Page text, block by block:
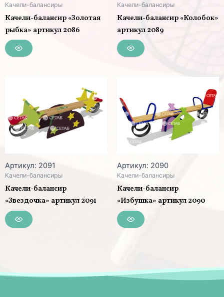
Качели-балансиры
Качели-балансир «Золотая
рыбка» артикул 2086
Качели-балансиры
Качели-балансир «Колобок»
артикул 2089
Артикул: 2091
Качели-балансиры
Качели-балансир
«Звездочка» артикул 2091
Артикул: 2090
Качели-балансиры
Качели-балансир
«Избушка» артикул 2090